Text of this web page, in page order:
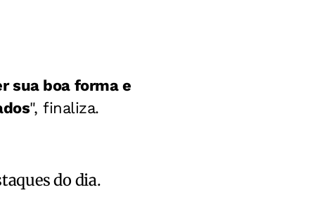
sua boa forma e
", finaliza.
do dia.